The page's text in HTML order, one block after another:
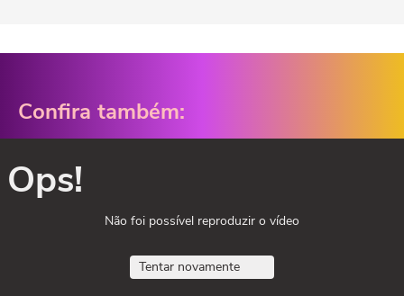
Confira também:
Ops!
Não foi possível reproduzir o vídeo
Tentar novamente